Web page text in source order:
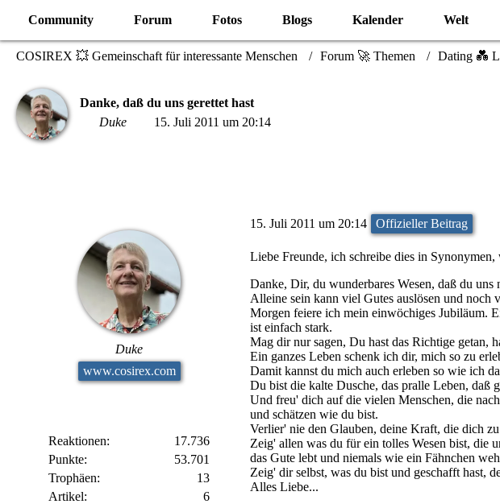
Community Forum Fotos Blogs Kalender Welt
COSIREX 💥 Gemeinschaft für interessante Menschen Forum 🚀 Themen Dating 💑
Danke, daß du uns gerettet hast
Duke
15. Juli 2011 um 20:14
Duke
www.cosirex.com
Reaktionen
17.736
Punkte
53.701
Trophäen
13
Artikel
6
15. Juli 2011 um 20:14 Offizieller Beitrag
Liebe Freunde, ich schreibe dies in
Danke, Dir, du wunderbares Wesen, daß du uns
Alleine sein kann viel Gutes auslösen und noch
Morgen feiere ich mein einwöchiges Jubiläum.
ist einfach stark.
Mag dir nur sagen, Du hast das Richtige getan,
Ein ganzes Leben schenk ich dir, mich so zu
Damit kannst du mich auch erleben so wie ich
Du bist die kalte Dusche, das pralle Leben, daß
Und freu' dich auf die vielen Menschen, die
und schätzen wie du bist.
Verlier' nie den Glauben, deine Kraft, die dich
Zeig' allen was du für ein tolles Wesen bist, die
das Gute lebt und niemals wie ein Fähnchen
Zeig' dir selbst, was du bist und geschafft hast,
Alles Liebe...